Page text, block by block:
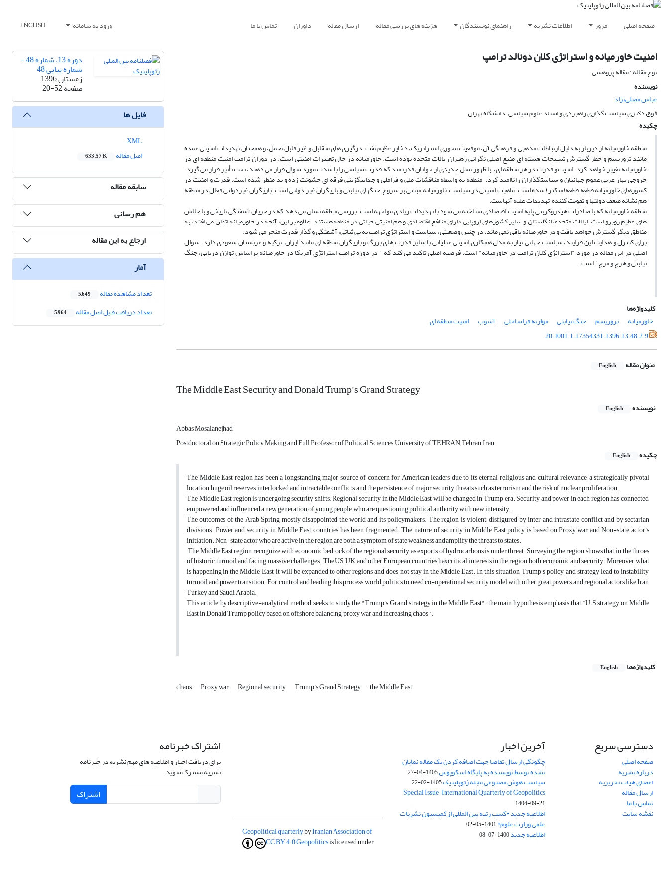
صفحه اصلی مرور اطلاعات نشریه راهنمای نویسندگان هزینه های بررسی مقاله ارسال مقاله داوران تماس با ما ورود به سامانه ENGLISH
امنیت خاورمیانه و استراتژی کلان دونالد ترامپ
نوع مقاله : مقاله پژوهشی
نویسنده
عباس مصلی‌نژاد
فوق دکتری سیاست گذاری راهبردی و استاد علوم سیاسی، دانشگاه تهران
چکیده
منطقه خاورمیانه از دیرباز به دلیل ارتباطات مذهبی و فرهنگی آن، موقعیت محوری استراتژیک، ذخایر عظیم نفت، درگیری های متقابل و غیر قابل تحمل، و همچنان تهدیدات امنیتی عمده
مانند تروریسم و خطر گسترش تسلیحات هسته ای منبع اصلی نگرانی رهبران ایالات متحده بوده است. خاورمیانه در حال تغییرات امنیتی است. در دوران ترامپ امنیت منطقه ­ای در
خاورمیانه تغییر خواهد کرد. امنیت و قدرت در هر منطقه­ ای، با ظهور نسل جدیدی از جوانان قدرتمند که قدرت سیاسی را با شدت مورد سوال قرار می دهند، تحت تأثیر قرار می گیرد.
خروجی بهار عربی عموم جهانیان و سیاستگذاران را ناامید کرد. منطقه به واسطه مناقشات ملی و فراملی و جدایی­گزینی فرقه ای خشونت زده و بد منظر شده است. قدرت و امنیت در
کشورهای خاورمیانه قطعه قطعه(متکثر) شده است. ماهیت امنیتی در سیاست خاورمیانه مبتنی بر شروع جنگهای نیابتی و بازیگران غیر دولتی است. بازیگران غیردولتی فعال در منطقه
هم نشانه ضعف دولتها و تقویت کننده تهدیدات علیه آنهاست.
منطقه خاورمیانه که با صادرات هیدروکربنی پایه امنیت اقتصادی شناخته می شود با تهدیدات زیادی مواجهه است. بررسی منطقه نشان می دهد که در جریان آشفتگی تاریخی و با چالش
های عظیم روبرو است. ایالات متحده، انگلستان و سایر کشورهای اروپایی دارای منافع اقتصادی و هم امنیتی حیاتی در منطقه هستند. علاوه بر این، آنچه در خاورمیانه اتفاق می افتد، به
مناطق دیگر گسترش خواهد یافت و در خاورمیانه باقی نمی ماند. در چنین وضعیتی، سیاست و استراتژی ترامپ به بی ثباتی، آشفتگی و گذار قدرت منجر می شود.
برای کنترل و هدایت این فرایند، سیاست جهانی نیاز به مدل همکاری امنیتی عملیاتی با سایر قدرت های بزرگ و بازیگران منطقه ای مانند ایران، ترکیه و عربستان سعودی دارد. سوال
اصلی در این مقاله در مورد "استراتژی کلان ترامپ در خاورمیانه" است. فرضیه اصلی تاکید می کند که " در دوره ترامپ استراتژی آمریکا در خاورمیانه براساس توازن دریایی، جنگ
نیابتی و هرج و مرج" است.
کلیدواژه‌ها
خاورمیانه
تروریسم جنگ نیابتی موازنه فراساحلی آشوب
امنیت منطقه​ ای
20.1001.1.17354331.1396.13.48.2.9
عنوان مقاله English
The Middle East Security and Donald Trump’s Grand Strategy
نویسنده English
Abbas Mosalanejhad
Postdoctoral on Strategic Policy Making and Full Professor of Political Sciences, University of TEHRAN, Tehran, Iran
چکیده
English
The Middle East region has been a longstanding major source of concern for American leaders due to its eternal religious and cultural relevance, a strategically pivotal
location, huge oil reserves, interlocked and intractable conflicts, and the persistence of major security threats such as terrorism and the risk of nuclear proliferation.
The Middle East region is undergoing security shifts. Regional security in the Middle East will be changed in Trump era. Security and power in each region has connected,
empowered and influenced a new generation of young people, who are questioning political authority with new intensity.
The outcomes of the Arab Spring mostly disappointed the world and its policymakers. The region is violent; disfigured by inter and intrastate conflict and by sectarian
divisions. Power and security in Middle East countries has been fragmented. The nature of security in Middle East policy is based on Proxy war and Non-state actor’s
initiation. Non-state actor who are active in the region, are both a symptom of state weakness and amplify the threats to states.
The Middle East region recognize with economic bedrock of the regional security as exports of hydrocarbons is under threat. Surveying the region shows that, in the throes
of historic turmoil and facing massive challenges. The US, UK and other European countries has critical interests in the region, both economic and security. Moreover, what
is happening in the Middle East, it will be expanded to other regions and does not stay in the Middle East. In this situation, Trump’s policy and strategy lead to instability,
turmoil and power transition. For control and leading this process, world politics to need co-operational security model with other great powers and regional actors like Iran,
Turkey and Saudi Arabia.
This article, by descriptive-analytical method, seeks to study the "Trump’s Grand strategy in the Middle East". the main hypothesis emphasis that “U.S strategy on Middle
East in Donald Trump policy based on offshore balancing, proxy war and increasing chaos’’.
کلیدواژه‌ها English
chaos Proxy war Regional security Trump’s Grand Strategy the Middle East
دوره 13، شماره 48 -
شماره پیاپی 48
زمستان 1396
صفحه20-52
فایل ها
اصل مقاله
633.57 K
سابقه مقاله
هم رسانی
ارجاع به این مقاله
آمار
تعداد مشاهده مقاله 5,649
تعداد دریافت فایل اصل مقاله 5,964
دسترسی سریع
صفحه اصلی
درباره نشریه
اعضای هیات تحریریه
ارسال مقاله
تماس با ما
نقشه سایت
آخرین اخبار
چگونگی ارسال تقاضا جهت اضافه کردن یک مقاله نمایان
نشده توسط نویسنده به پایگاه اسکوپوس1405-04-27
سیاست هوش مصنوعی مجله ژئوپلیتیک1405-02-22
Special Issue – International Quarterly of Geopolitics
1404-09-21
اطلاعیه جدید *کسب رتبه بین المللی از کمیسیون نشریات
علمی وزارت علوم*1401-05-02
اطلاعیه جدید1400-07-08
Geopolitical quarterlybyIranian Association of
Geopoliticsis licensed under
CC BY 4.0
اشتراک خبرنامه
برای دریافت اخبار و اطلاعیه های مهم نشریه در خبرنامه
نشریه مشترک شوید.
اشتراک